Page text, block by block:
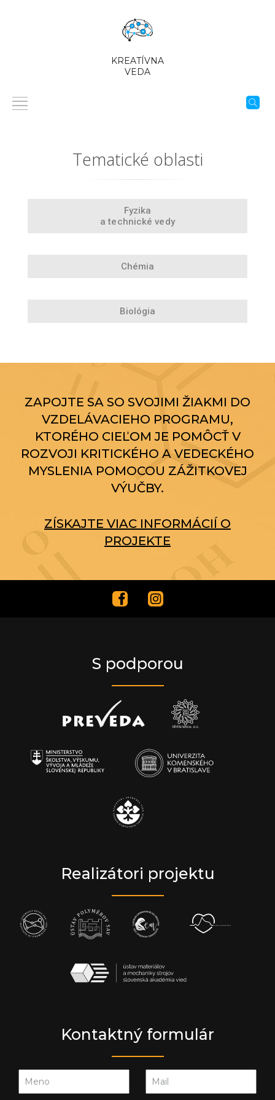
KREATÍVNA
VEDA
Tematické oblasti
Fyzika
a technické vedy
Chémia
Biológia
ZAPOJTE SA SO SVOJIMI ŽIAKMI DO
VZDELÁVACIEHO PROGRAMU,
KTORÉHO CIEĽOM JE POMÔCŤ V
ROZVOJI KRITICKÉHO A VEDECKÉHO
MYSLENIA POMOCOU ZÁŽITKOVEJ
VÝUČBY.
ZÍSKAJTE VIAC INFORMÁCIÍ O
PROJEKTE
S podporou
Realizátori projektu
Kontaktný formulár